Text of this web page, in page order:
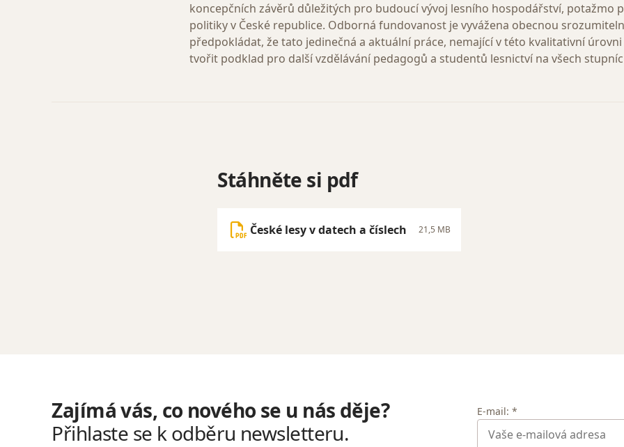
koncepčních závěrů důležitých pro budoucí vývoj lesního hospodářství, potažmo
politiky v České republice. Odborná fundovanost je vyvážena obecnou
předpokládat, že tato jedinečná a aktuální práce, nemající v této kvalitativní
tvořit podklad pro další vzdělávání pedagogů a studentů lesnictví na všech
Stáhněte si pdf
České lesy v datech a číslech 21,5 MB
Zajímá vás, co nového se u nás děje?
Přihlaste se k odběru newsletteru.
E-mail: *